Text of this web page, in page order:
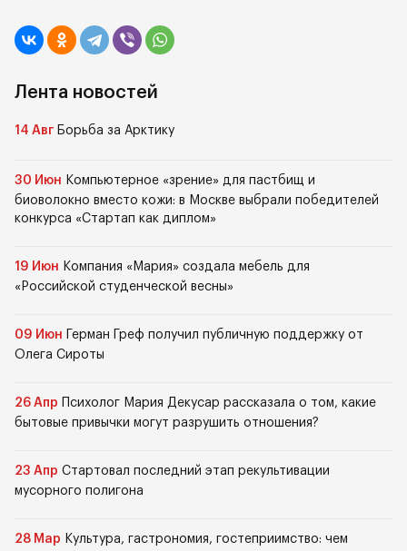
Лента новостей
14 Авг Борьба за Арктику
30 Июн Компьютерное «зрение» для пастбищ и
биоволокно вместо кожи: в Москве выбрали победителей
конкурса «Стартап как диплом»
19 Июн Компания «Мария» создала мебель для
«Российской студенческой весны»
09 Июн
Герман Греф получил публичную поддержку от
Олега Сироты
26 Апр
Психолог Мария Декусар рассказала о том, какие
бытовые привычки могут разрушить отношения?
23 Апр Стартовал последний этап рекультивации
мусорного полигона
28 Мар Культура, гастрономия, гостеприимство: чем